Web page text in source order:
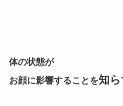
体の状態が
お顔に影響することを知